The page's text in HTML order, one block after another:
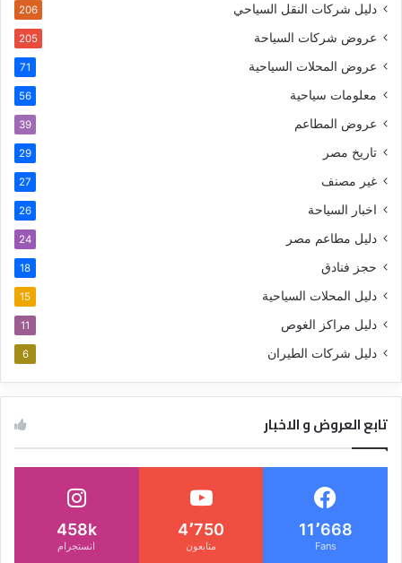
دليل شركات النقل السياحي 206
عروض شركات السياحة 205
عروض المحلات السياحية 71
معلومات سياحية 56
عروض المطاعم 39
تاريخ مصر 29
غير مصنف 27
اخبار السياحة 26
دليل مطاعم مصر 24
حجز فنادق 18
دليل المحلات السياحية 15
دليل مراكز الغوص 11
دليل شركات الطيران 6
تابع العروض و الاخبار
11٬668
Fans
4٬750
متابعون
458k
انستجرام